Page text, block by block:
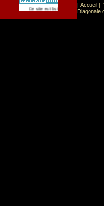
Ce site est list� dans la cat�gorie
| Accueil |
Diagonale